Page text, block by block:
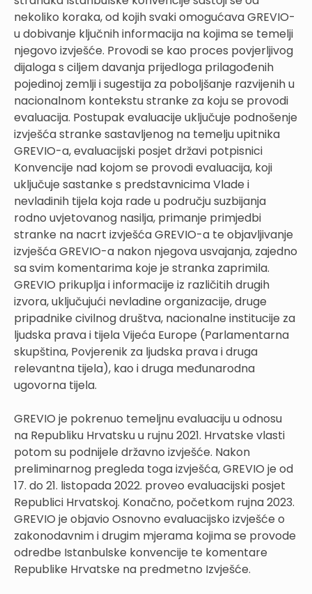
nekoliko koraka, od kojih svaki omogućava GREVIO-
u dobivanje ključnih informacija na kojima se temelji
njegovo izvješće. Provodi se kao proces povjerljivog
dijaloga s ciljem davanja prijedloga prilagođenih
pojedinoj zemlji i sugestija za poboljšanje razvijenih u
nacionalnom kontekstu stranke za koju se provodi
evaluacija. Postupak evaluacije uključuje podnošenje
izvješća stranke sastavljenog na temelju upitnika
GREVIO-a, evaluacijski posjet državi potpisnici
Konvencije nad kojom se provodi evaluacija, koji
uključuje sastanke s predstavnicima Vlade i
nevladinih tijela koja rade u području suzbijanja
rodno uvjetovanog nasilja, primanje primjedbi
stranke na nacrt izvješća GREVIO-a te objavljivanje
izvješća GREVIO-a nakon njegova usvajanja, zajedno
sa svim komentarima koje je stranka zaprimila.
GREVIO prikuplja i informacije iz različitih drugih
izvora, uključujući nevladine organizacije, druge
pripadnike civilnog društva, nacionalne institucije za
ljudska prava i tijela Vijeća Europe (Parlamentarna
skupština, Povjerenik za ljudska prava i druga
relevantna tijela), kao i druga međunarodna
ugovorna tijela.
GREVIO je pokrenuo temeljnu evaluaciju u odnosu
na Republiku Hrvatsku u rujnu 2021. Hrvatske vlasti
potom su podnijele državno izvješće. Nakon
preliminarnog pregleda toga izvješća, GREVIO je od
17. do 21. listopada 2022. proveo evaluacijski posjet
Republici Hrvatskoj. Konačno, početkom rujna 2023.
GREVIO je objavio Osnovno evaluacijsko izvješće o
zakonodavnim i drugim mjerama kojima se provode
odredbe Istanbulske konvencije te komentare
Republike Hrvatske na predmetno Izvješće.